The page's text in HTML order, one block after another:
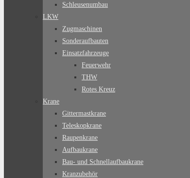
Schleusenumbau
LKW
Zugmaschinen
Sonderaufbauten
Einsatzfahrzeuge
Feuerwehr
THW
Rotes Kreuz
Krane
Gittermastkrane
Teleskopkrane
Raupenkrane
Aufbaukrane
Bau- und Schnellaufbaukrane
Kranzubehör